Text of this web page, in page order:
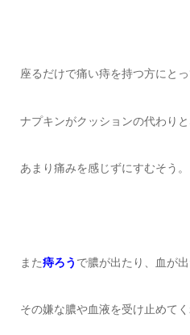
座るだけで痛い痔を持つ方にとっ
ナプキンがクッションの代わり
あまり痛みを感じずにすむそう。
また痔ろう で膿が出たり、血が
その嫌な膿や血液を受け止めて